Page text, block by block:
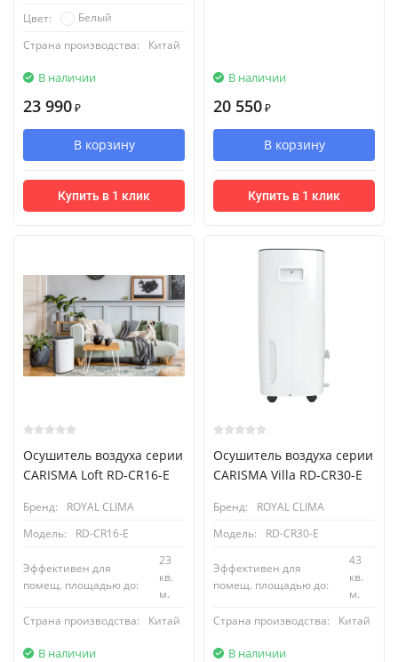
Цвет:
Белый
Страна производства:
Китай
В наличии
23 990 ₽
В корзину
Купить в 1 клик
В наличии
20 550 ₽
В корзину
Купить в 1 клик
Осушитель воздуха серии
CARISMA Loft RD-CR16-E
Бренд:
ROYAL CLIMA
Модель:
RD-CR16-E
Эффективен для
помещ. площадью до:
23
кв.
м.
Страна производства:
Китай
В наличии
Осушитель воздуха серии
CARISMA Villa RD-CR30-E
Бренд:
ROYAL CLIMA
Модель:
RD-CR30-E
Эффективен для
помещ. площадью до:
43
кв.
м.
Страна производства:
Китай
В наличии